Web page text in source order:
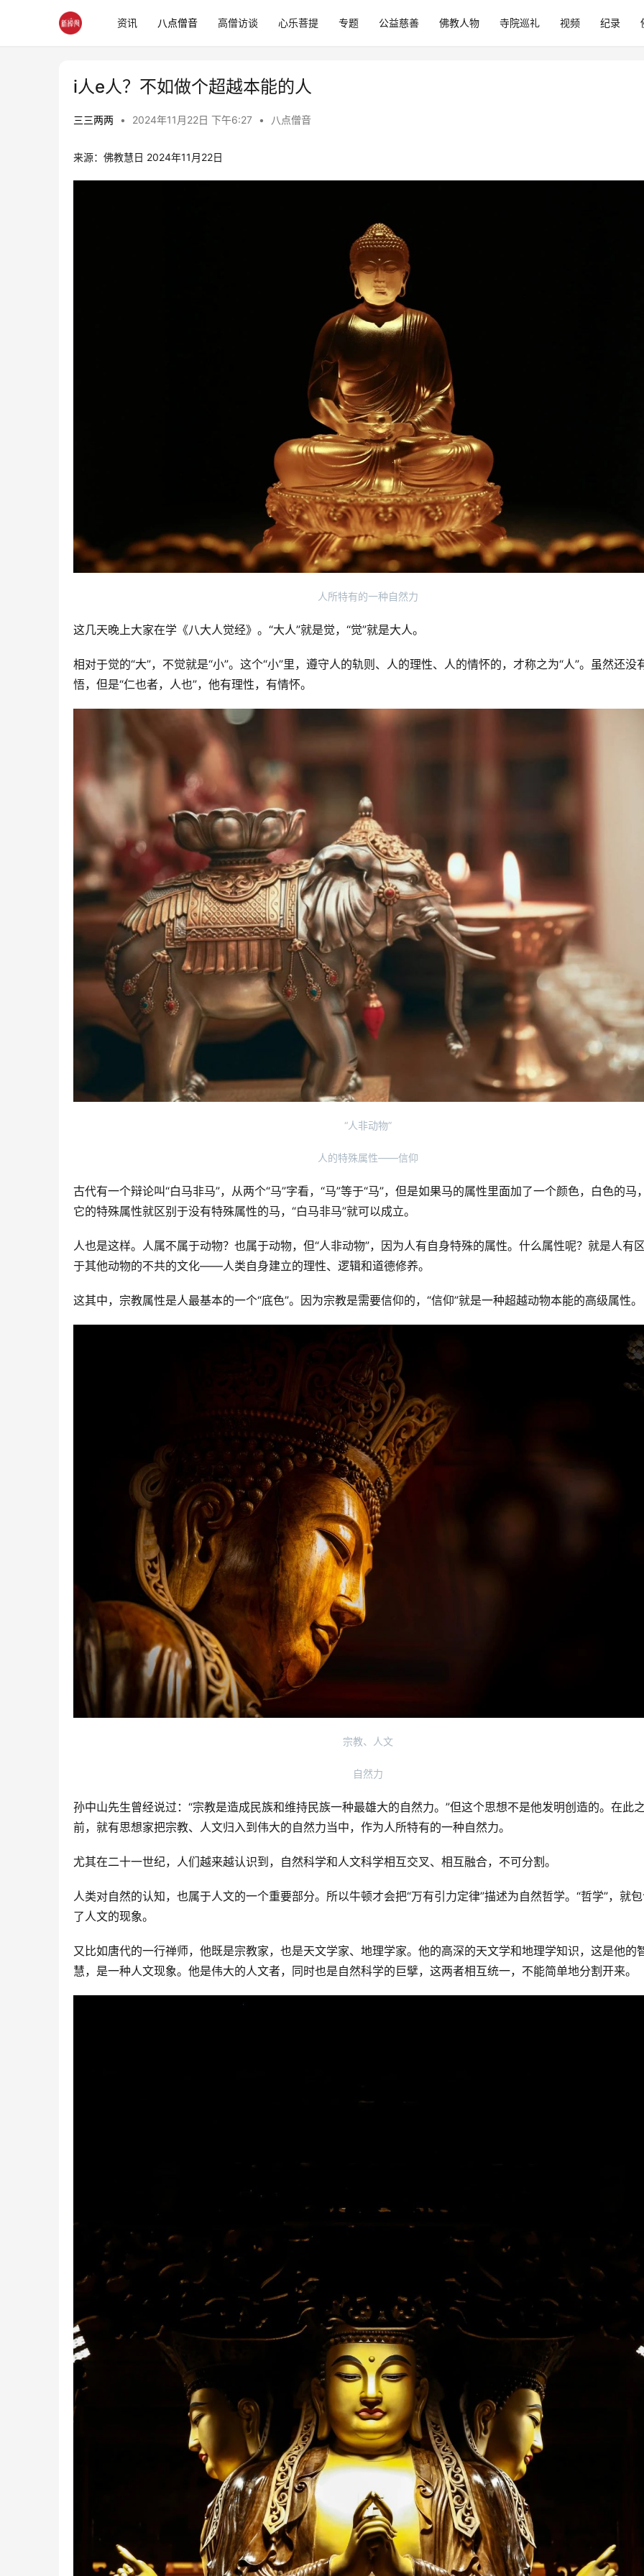
资讯 八点僧音 高僧访谈 心乐菩提 专题 公益慈善 佛教人物 寺院巡礼 视频 纪录
i人e人？不如做个超越本能的人
三三两两 • 2024年11月22日 下午6:27 • 八点僧音
来源：佛教慧日 2024年11月22日
人所特有的一种自然力
这几天晚上大家在学《八大人觉经》。“大人”就是觉，“觉”就是大人。
相对于觉的“大”，不觉就是“小”。这个“小”里，遵守人的轨则、人的理性、人的情怀的，才称之为“人”。虽然还没
悟，但是“仁也者，人也”，他有理性，有情怀。
“人非动物”
人的特殊属性——信仰
古代有一个辩论叫“白马非马”，从两个“马”字看，“马”等于“马”，但是如果马的属性里面加了一个颜色，白色的马
它的特殊属性就区别于没有特殊属性的马，“白马非马”就可以成立。
人也是这样。人属不属于动物？也属于动物，但“人非动物”，因为人有自身特殊的属性。什么属性呢？就是人有
于其他动物的不共的文化——人类自身建立的理性、逻辑和道德修养。
这其中，宗教属性是人最基本的一个“底色”。因为宗教是需要信仰的，“信仰”就是一种超越动物本能的高级属性。
宗教、人文
自然力
孙中山先生曾经说过：“宗教是造成民族和维持民族一种最雄大的自然力。”但这个思想不是他发明创造的。在此
前，就有思想家把宗教、人文归入到伟大的自然力当中，作为人所特有的一种自然力。
尤其在二十一世纪，人们越来越认识到，自然科学和人文科学相互交叉、相互融合，不可分割。
人类对自然的认知，也属于人文的一个重要部分。所以牛顿才会把“万有引力定律”描述为自然哲学。“哲学”，就
了人文的现象。
又比如唐代的一行禅师，他既是宗教家，也是天文学家、地理学家。他的高深的天文学和地理学知识，这是他的
慧，是一种人文现象。他是伟大的人文者，同时也是自然科学的巨擘，这两者相互统一，不能简单地分割开来。